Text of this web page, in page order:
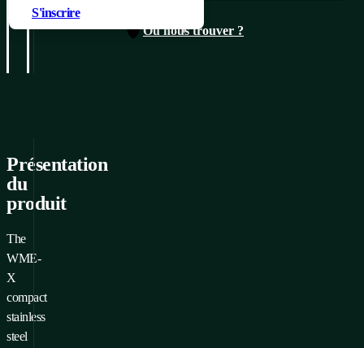
S'inscrire
Où nous trouver ?
Présentation
du
produit
The
WME-
X
compact
stainless
steel